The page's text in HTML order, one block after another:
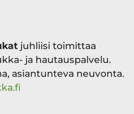
juhliisi toimittaa
ja hautauspalvelu.
asiantunteva neuvonta.